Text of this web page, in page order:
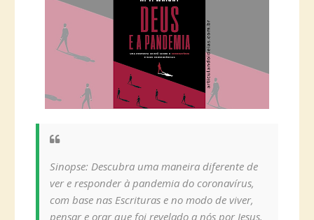
Sinopse: Descubra uma maneira diferente de
ver e responder à pandemia do coronavírus,
com base nas Escrituras e no modo de viver,
pensar e orar que foi revelado a nós por Jesus.